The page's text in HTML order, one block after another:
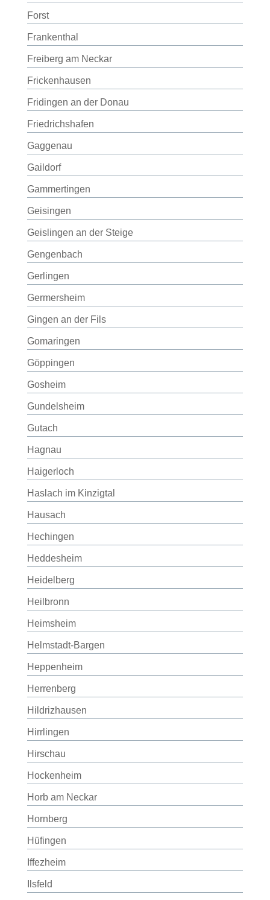
Forst
Frankenthal
Freiberg am Neckar
Frickenhausen
Fridingen an der Donau
Friedrichshafen
Gaggenau
Gaildorf
Gammertingen
Geisingen
Geislingen an der Steige
Gengenbach
Gerlingen
Germersheim
Gingen an der Fils
Gomaringen
Göppingen
Gosheim
Gundelsheim
Gutach
Hagnau
Haigerloch
Haslach im Kinzigtal
Hausach
Hechingen
Heddesheim
Heidelberg
Heilbronn
Heimsheim
Helmstadt-Bargen
Heppenheim
Herrenberg
Hildrizhausen
Hirrlingen
Hirschau
Hockenheim
Horb am Neckar
Hornberg
Hüfingen
Iffezheim
Ilsfeld